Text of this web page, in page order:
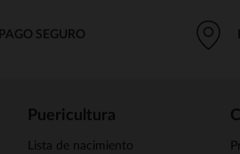
PAGO SEGURO
Puericultura
Lista de nacimiento